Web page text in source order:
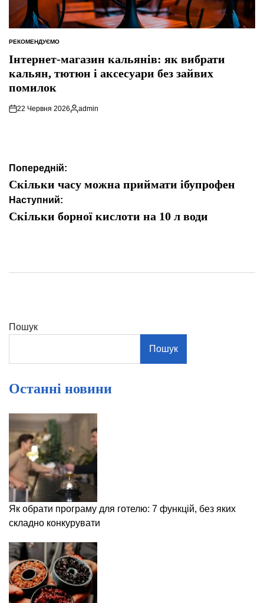
ОПУБЛІКУВАТИ
РЕКОМЕНДУЄМО
Інтернет-магазин кальянів: як вибрати
кальян, тютюн і аксесуари без зайвих
помилок
22 Червня 2026
Опубліковано
admin
Навігація
записів
Попередній:
Скільки часу можна приймати ібупрофен
Наступний:
Скільки борної кислоти на 10 л води
Пошук
Пошук
Останні новини
Як обрати програму для готелю: 7 функцій, без яких
складно конкурувати